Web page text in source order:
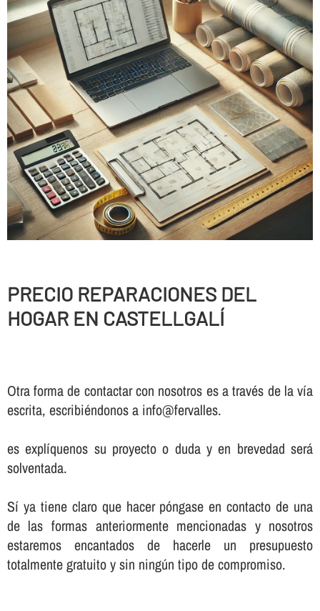
PRECIO REPARACIONES DEL
HOGAR EN CASTELLGALÍ
Otra forma de contactar con nosotros es a través de la vía
escrita, escribiéndonos a info@fervalles.
es explíquenos su proyecto o duda y en brevedad será
solventada.
Sí ya tiene claro que hacer póngase en contacto de una
de las formas anteriormente mencionadas y nosotros
estaremos encantados de hacerle un presupuesto
totalmente gratuito y sin ningún tipo de compromiso.